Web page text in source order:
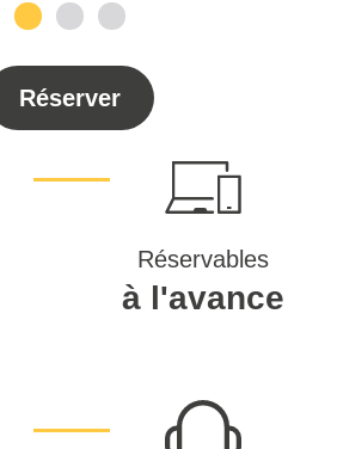
Réserver
Réservables
à l'avance